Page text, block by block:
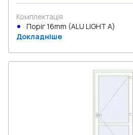
Комплектація
Поріг 16mm (ALU LIGHT A)
Докладніше